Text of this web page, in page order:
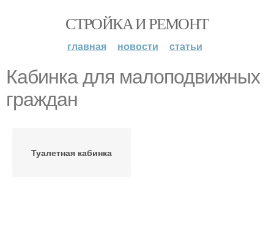
СТРОЙКА И РЕМОНТ
главная новости статьи
Кабинка для малоподвижных
граждан
Туалетная кабинка